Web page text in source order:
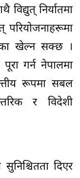
विद्युत् निर्यातमा
परियोजनाहरूमा
खेल्न सक्छ ।
गर्न नेपालमा
रूपमा सबल
र विदेशी
दिएर